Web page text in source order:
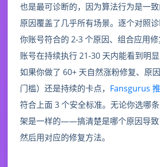
也是最可诊断的，因为算法行为是一
原因覆盖了几乎所有场景。逐个对照
你账号符合的 2-3 个原因、组合应用
账号在持续执行 21-30 天内能看到明显
如果你做了 60+ 天自然涨粉修复、原
门槛）还是持续的卡点， Fansgurus
符合上面 3 个安全标准。无论你选哪
架是一样的——搞清楚是哪个原因导致
然后用对应的修复方法。